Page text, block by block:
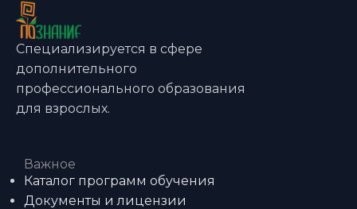
Специализируется в сфере
дополнительного
профессионального образования
для взрослых.
Важное
Каталог программ обучения
Документы и лицензии